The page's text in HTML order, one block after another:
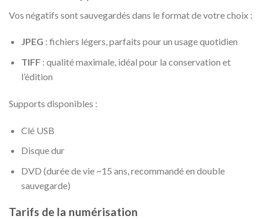
Vos négatifs sont sauvegardés dans le format de votre choix :
JPEG : fichiers légers, parfaits pour un usage quotidien
TIFF: qualité maximale, idéal pour la conservation et
l’édition
Supports disponibles :
Clé USB
Disque dur
DVD (durée de vie ~15 ans, recommandé en double
sauvegarde)
Tarifs de la numérisation